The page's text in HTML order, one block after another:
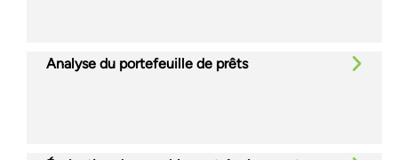
Analyse du portefeuille de prêts